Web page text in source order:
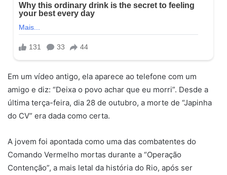
Em um vídeo antigo, ela aparece ao telefone com um
amigo e diz: “Deixa o povo achar que eu morri”. Desde a
última terça-feira, dia 28 de outubro, a morte de “Japinha
do CV” era dada como certa.
A jovem foi apontada como uma das combatentes do
Comando Vermelho mortas durante a “Operação
Contenção”, a mais letal da história do Rio, após ser